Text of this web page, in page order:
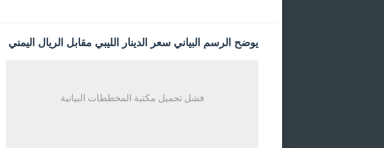
يوضح الرسم البياني سعر الدينار الليبي مقابل الريال اليمني
فشل تحميل مكتبة المخططات البيانية